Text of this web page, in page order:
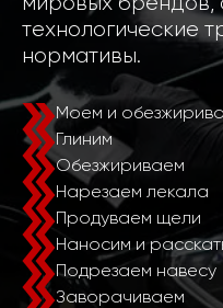
технологические
нормативы.
Моем и
Глиним
Обезжириваем
Нарезаем лекала
Продуваем щели
Наносим и
Подрезаем навесу
Заворачиваем